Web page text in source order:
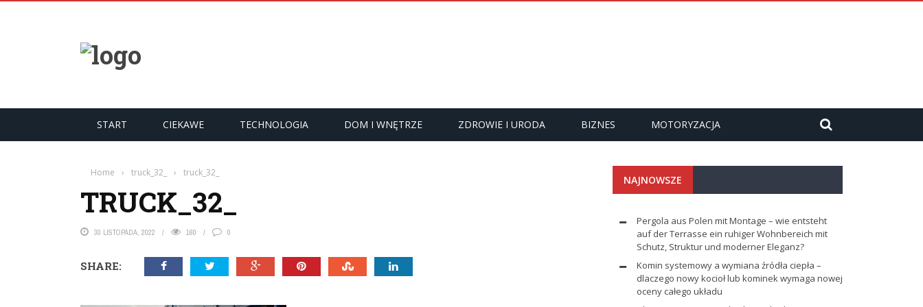
START CIEKAWE TECHNOLOGIA DOM I WNĘTRZE ZDROWIE I URODA BIZNES MOTORYZACJA
Home › truck_32_ › truck_32_
TRUCK_32_
30 LISTOPADA, 2022 160 0
SHARE:
NAJNOWSZE
Pergola aus Polen mit Montage – wie entsteht
auf der Terrasse ein ruhiger Wohnbereich mit
Schutz, Struktur und moderner Eleganz?
Komin systemowy a wymiana źródła ciepła –
dlaczego nowy kocioł lub kominek wymaga nowej
oceny całego układu